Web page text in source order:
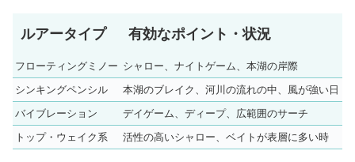
ルアータイプ 有効なポイント・状況
フローティングミノー シャロー、ナイトゲーム、本湖の岸際
シンキングペンシル
本湖のブレイク、河川の流れの中、風が強い日
バイブレーション
デイゲーム、ディープ、広範囲のサーチ
トップ・ウェイク系
活性の高いシャロー、ベイトが表層に多い時